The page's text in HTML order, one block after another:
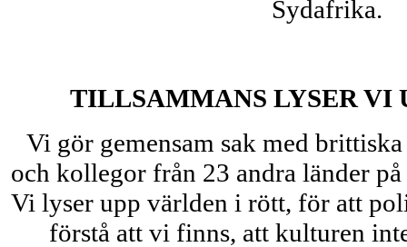
Sydafrika.
TILLSAMMANS LYSER VI
Vi gör gemensam sak med
och kollegor från 23 andra länder
Vi lyser upp världen i rött, för att
förstå att vi finns, att kulturen